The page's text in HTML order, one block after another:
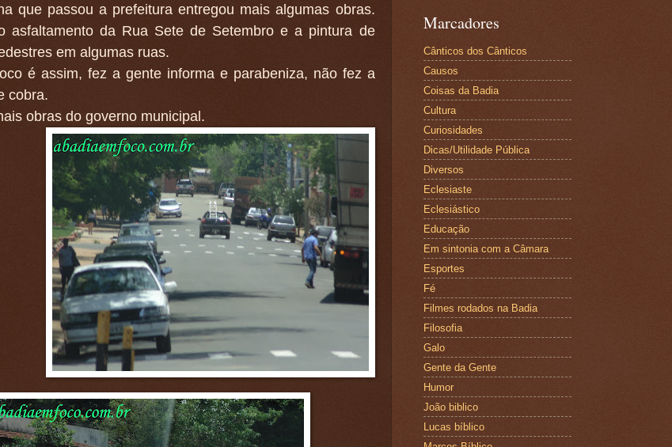
que passou a prefeitura entregou mais algumas obras.
asfaltamento da Rua Sete de Setembro e a pintura de
em algumas ruas.
é assim, fez a gente informa e parabeniza, não fez a
cobra.
obras do governo municipal.
Marcadores
Cânticos dos Cânticos
Causos
Coisas da Badia
Cultura
Curiosidades
Dicas/Utilidade Pública
Diversos
Eclesiaste
Eclesiástico
Educação
Em sintonia com a Câmara
Esportes
Fé
Filmes rodados na Badia
Filosofia
Galo
Gente da Gente
Humor
João biblico
Lucas bíblico